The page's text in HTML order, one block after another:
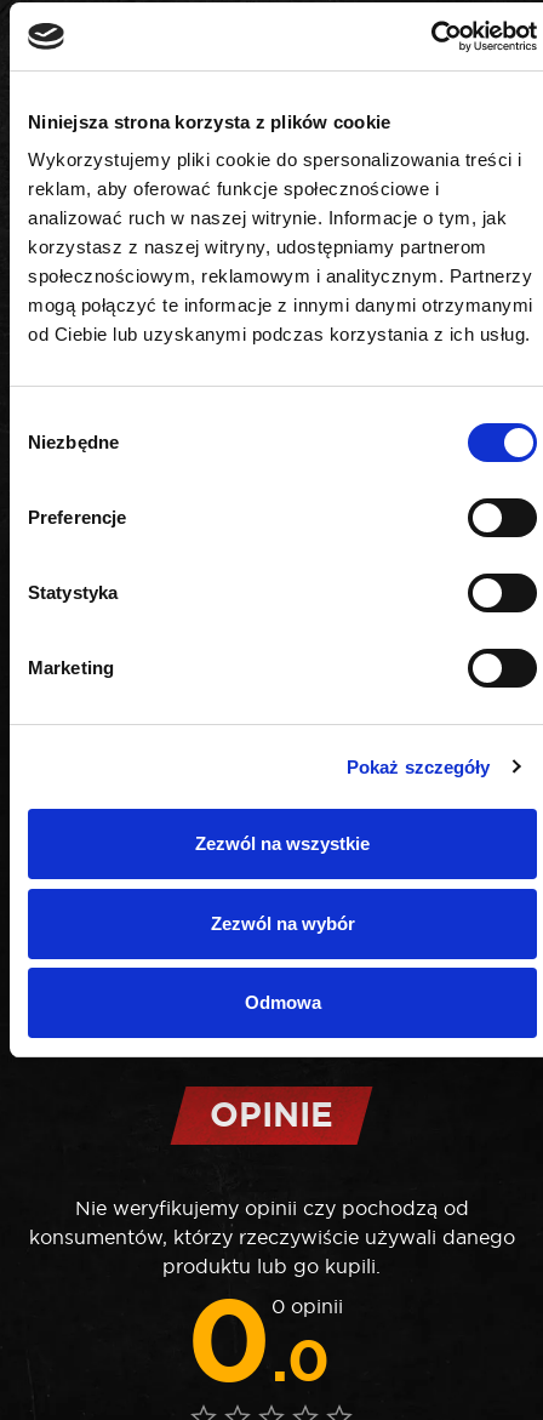
Niniejsza strona korzysta z plików cookie
Wykorzystujemy pliki cookie do spersonalizowania treści i
reklam, aby oferować funkcje społecznościowe i
analizować ruch w naszej witrynie. Informacje o tym, jak
korzystasz z naszej witryny, udostępniamy partnerom
społecznościowym, reklamowym i analitycznym. Partnerzy
mogą połączyć te informacje z innymi danymi otrzymanymi
od Ciebie lub uzyskanymi podczas korzystania z ich usług.
zgody
Niezbędne
Preferencje
Statystyka
Marketing
Pokaż szczegóły
Zezwól na wszystkie
Zezwól na wybór
Odmowa
profesjonalnych warsztatów, serwisów technicznych
oraz wymagających majsterkowiczów.
Wybierając LONG Bit ROOKS OK-07.3200,
inwestujesz w trwałość, precyzję i komfort
pracy każdego dnia. Produkt spełnia wysokie
standardy jakości, co gwarantuje długotrwałe i
bezproblemowe użytkowanie nawet w najbardziej
wymagających warunkach.
PODOBNE PRODUKTY
OPINIE
Nie weryfikujemy opinii czy pochodzą od
konsumentów, którzy rzeczywiście używali danego
produktu lub go kupili.
0.0
0 opinii